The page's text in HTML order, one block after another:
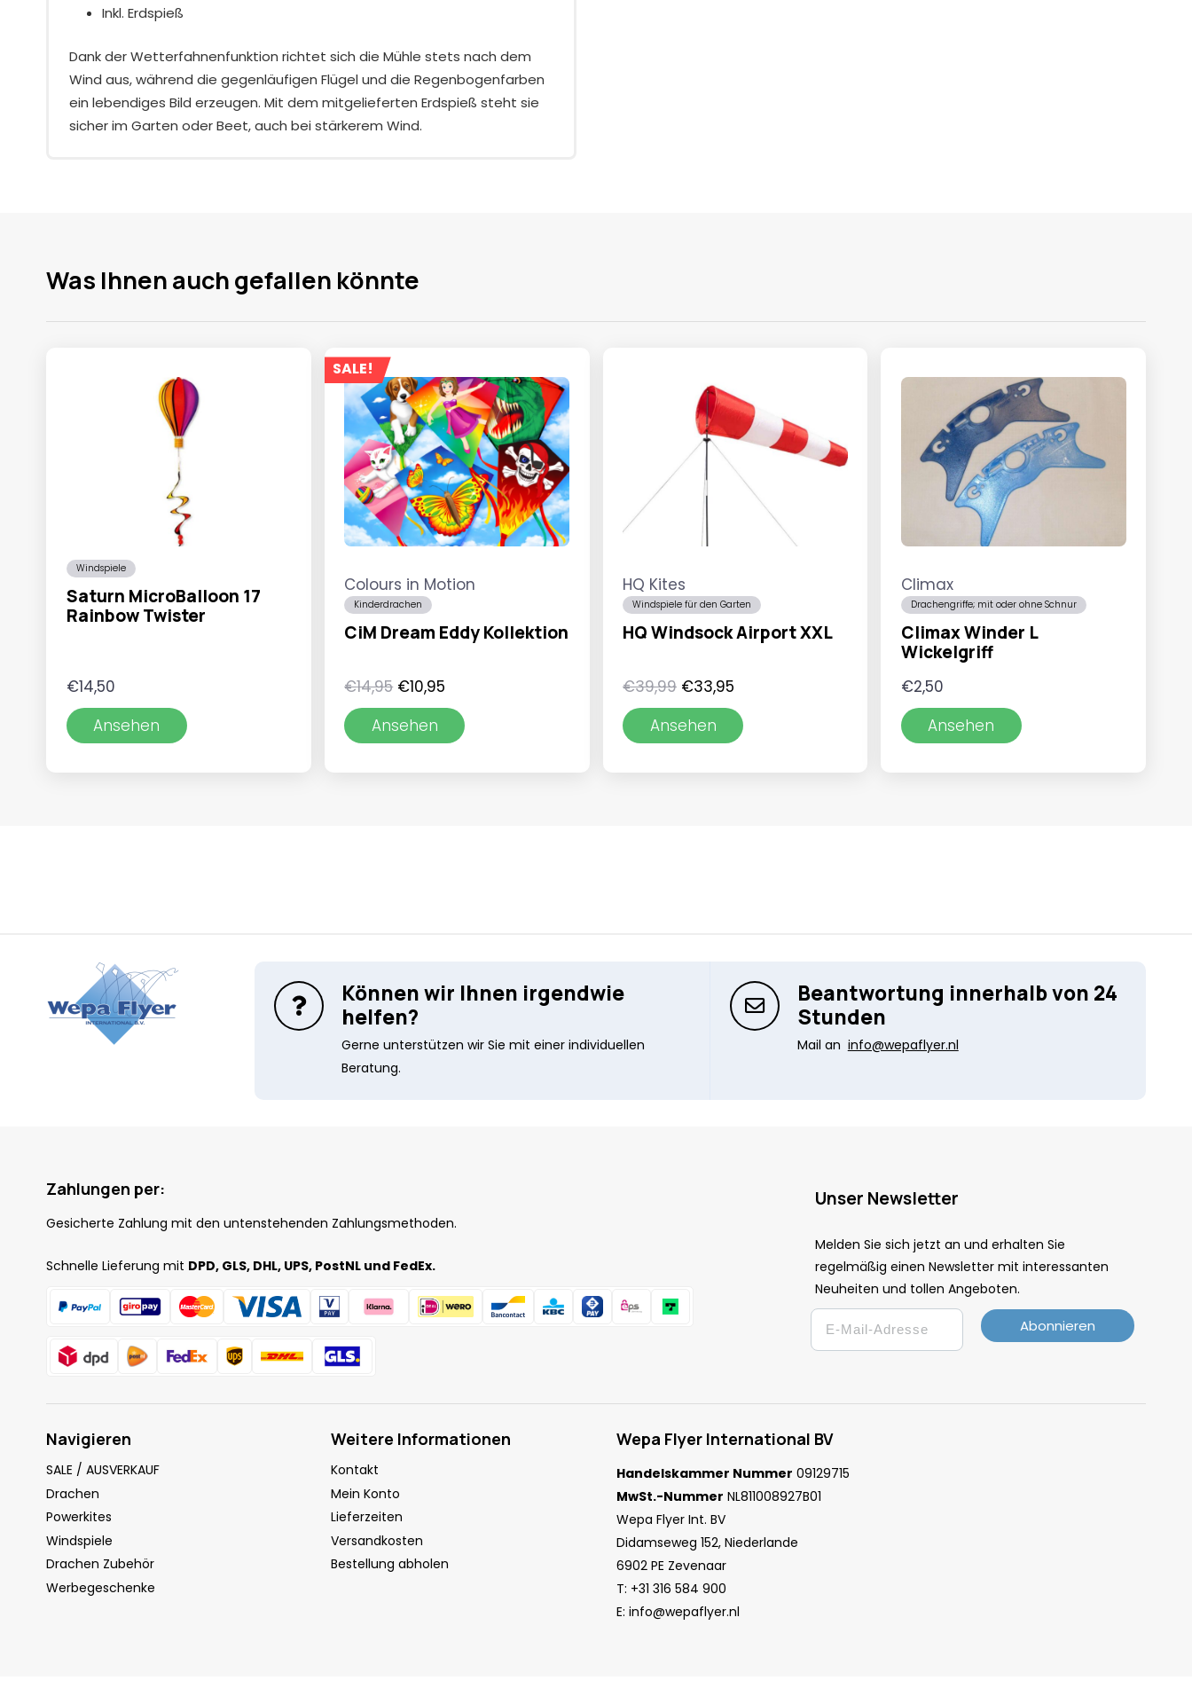
Inkl. Erdspieß
Dank der Wetterfahnenfunktion richtet sich die Mühle stets nach dem
Wind aus, während die gegenläufigen Flügel und die Regenbogenfarben
ein lebendiges Bild erzeugen. Mit dem mitgelieferten Erdspieß steht sie
sicher im Garten oder Beet, auch bei stärkerem Wind.
Was Ihnen auch gefallen könnte
Windspiele
Saturn MicroBalloon 17
Rainbow Twister
€14,50
Ansehen
SALE!
Colours in Motion
Kinderdrachen
CiM Dream Eddy Kollektion
€14,95 Ursprünglicher
Preis
war:
€10,95
Preis
ist:
Ansehen
HQ Kites
Windspiele für den Garten
HQ Windsock Airport XXL
€39,99 Ursprünglicher
Preis
war:
€33,95
Preis
ist:
Ansehen
Climax
Drachengriffe; mit oder ohne Schnur
Climax Winder L
Wickelgriff
€2,50
Ansehen
Können wir Ihnen irgendwie
helfen?
Gerne unterstützen wir Sie mit einer individuellen
Beratung.
Beantwortung innerhalb von 24
Stunden
Mail an info@wepaflyer.nl
Zahlungen per:
Gesicherte Zahlung mit den untenstehenden Zahlungsmethoden.
Schnelle Lieferung mit DPD, GLS, DHL, UPS, PostNL und FedEx.
Unser Newsletter
Melden Sie sich jetzt an und erhalten Sie
regelmäßig einen Newsletter mit interessanten
Neuheiten und tollen Angeboten.
Email
Abonnieren
Navigieren
SALE / AUSVERKAUF
Drachen
Powerkites
Windspiele
Drachen Zubehör
Werbegeschenke
Weitere Informationen
Kontakt
Mein Konto
Lieferzeiten
Versandkosten
Bestellung abholen
Wepa Flyer International BV
Handelskammer Nummer 09129715
MwSt.-Nummer NL811008927B01
Wepa Flyer Int. BV
Didamseweg 152, Niederlande
6902 PE Zevenaar
T: +31 316 584 900
E: info@wepaflyer.nl